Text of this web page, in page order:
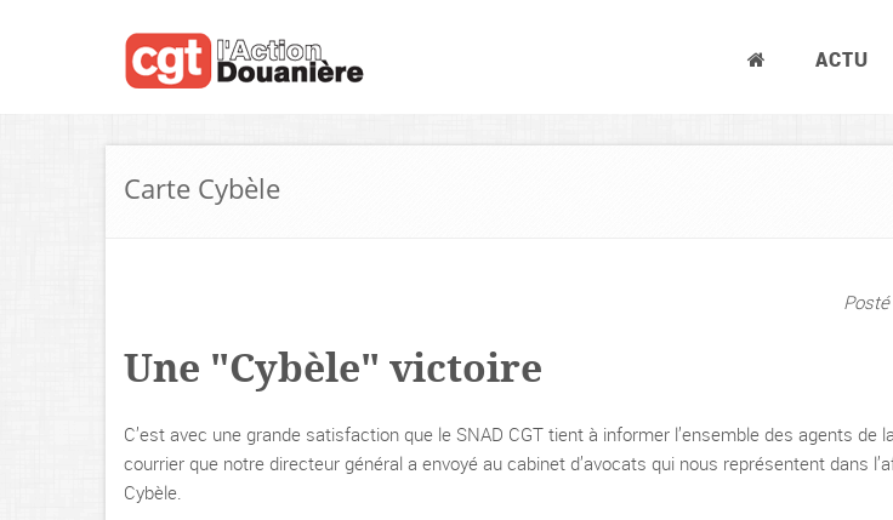
ACTU
Carte Cybèle
Une "Cybèle" victoire
C’est avec une grande satisfaction que le SNAD CGT tient à informer l’ensemble des agents de
courrier que notre directeur général a envoyé au cabinet d’avocats qui nous représentent dans
Cybèle.